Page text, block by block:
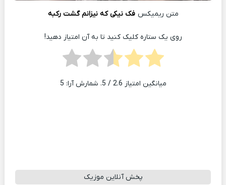
متن ریمیکس فک نیکی که نیزانم گشت رکبه
روی یک ستاره کلیک کنید تا به آن امتیاز دهید!
میانگین امتیاز 2.6 / 5. شمارش آرا: 5
پخش آنلاین موزیک